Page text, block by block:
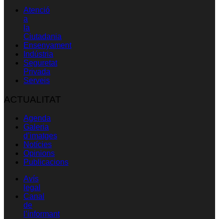
Atenció
a
la
Ciutadania
Ensenyament
Indústria
Seguretat
Privada
Serveis
ACTUALITAT
Agenda
Galeria
d’imatges
Notícies
Opinions
Publicacions
Avís
legal
Canal
de
l’informant